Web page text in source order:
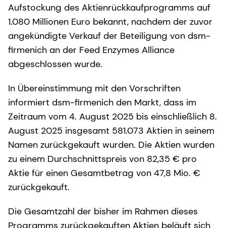
Aufstockung des Aktienrückkaufprogramms auf
1.080 Millionen Euro bekannt, nachdem der zuvor
angekündigte Verkauf der Beteiligung von dsm-
firmenich an der Feed Enzymes Alliance
abgeschlossen wurde.
In Übereinstimmung mit den Vorschriften
informiert dsm-firmenich den Markt, dass im
Zeitraum vom 4. August 2025 bis einschließlich 8.
August 2025 insgesamt 581.073 Aktien in seinem
Namen zurückgekauft wurden. Die Aktien wurden
zu einem Durchschnittspreis von 82,35 € pro
Aktie für einen Gesamtbetrag von 47,8 Mio. €
zurückgekauft.
Die Gesamtzahl der bisher im Rahmen dieses
Programms zurückgekauften Aktien beläuft sich